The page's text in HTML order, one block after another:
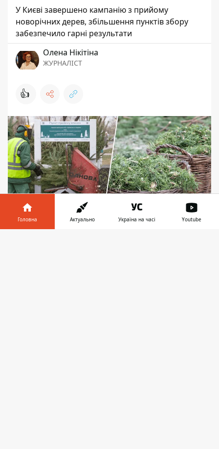
У Києві завершено кампанію з прийому
новорічних дерев, збільшення пунктів збору
забезпечило гарні результати
Олена Нікітіна
ЖУРНАЛІСТ
👍
Головна Актуально Україна на часі Youtube